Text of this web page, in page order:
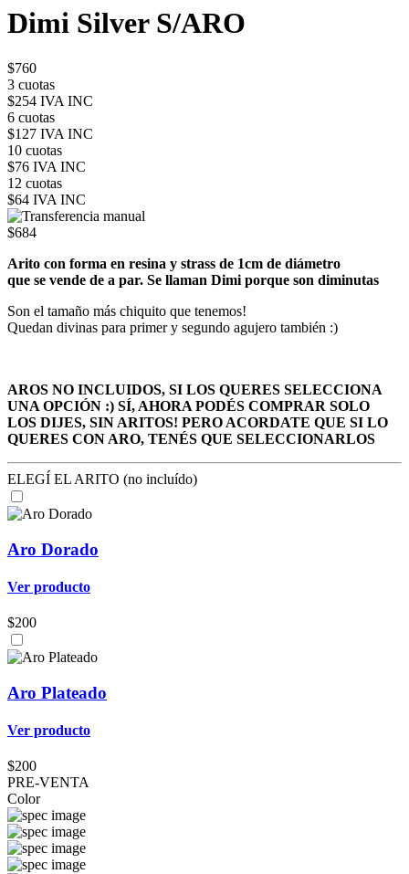
Dimi Silver S/ARO
$760
3 cuotas
$254 IVA INC
6 cuotas
$127 IVA INC
10 cuotas
$76 IVA INC
12 cuotas
$64 IVA INC
$684
Arito con forma en resina y strass de 1cm de diámetro
que se vende de a par. Se llaman Dimi porque son diminutas
Son el tamaño más chiquito que tenemos!
Quedan divinas para primer y segundo agujero también :)
AROS NO INCLUIDOS, SI LOS QUERES SELECCIONA
UNA OPCIÓN :) SÍ, AHORA PODÉS COMPRAR SOLO
LOS DIJES, SIN ARITOS! PERO ACORDATE QUE SI LO
QUERES CON ARO, TENÉS QUE SELECCIONARLOS
ELEGÍ EL ARITO (no incluído)
Aro Dorado
Ver producto
$200
Aro Plateado
Ver producto
$200
PRE-VENTA
Color